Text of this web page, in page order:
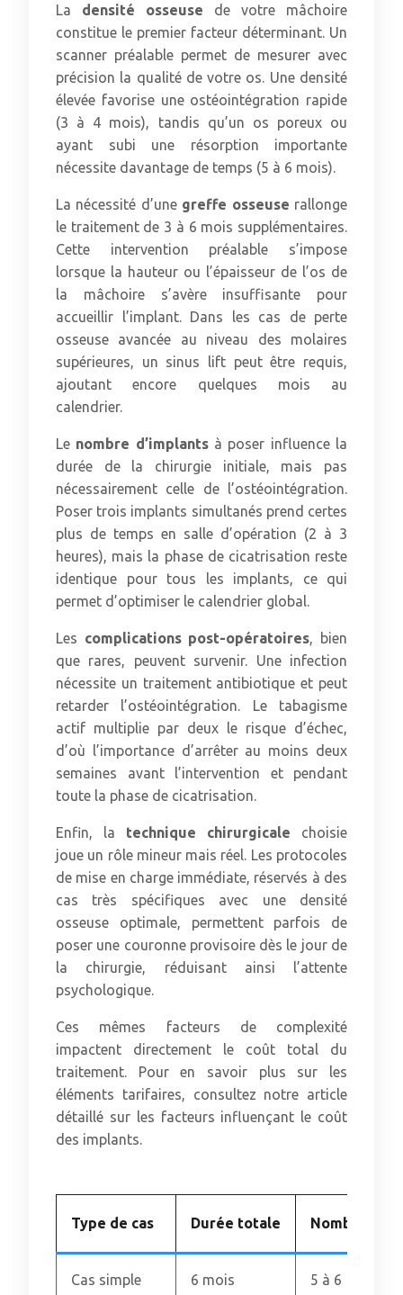
La densité osseuse de votre mâchoire
constitue le premier facteur déterminant. Un
scanner préalable permet de mesurer avec
précision la qualité de votre os. Une densité
élevée favorise une ostéointégration rapide
(3 à 4 mois), tandis qu’un os poreux ou
ayant subi une résorption importante
nécessite davantage de temps (5 à 6 mois).
La nécessité d’une greffe osseuse rallonge
le traitement de 3 à 6 mois supplémentaires.
Cette intervention préalable s’impose
lorsque la hauteur ou l’épaisseur de l’os de
la mâchoire s’avère insuffisante pour
accueillir l’implant. Dans les cas de perte
osseuse avancée au niveau des molaires
supérieures, un sinus lift peut être requis,
ajoutant encore quelques mois au
calendrier.
Le nombre d’implantsà poser influence la
durée de la chirurgie initiale, mais pas
nécessairement celle de l’ostéointégration.
Poser trois implants simultanés prend certes
plus de temps en salle d’opération (2 à 3
heures), mais la phase de cicatrisation reste
identique pour tous les implants, ce qui
permet d’optimiser le calendrier global.
Les complications post-opératoires, bien
que rares, peuvent survenir. Une infection
nécessite un traitement antibiotique et peut
retarder l’ostéointégration. Le tabagisme
actif multiplie par deux le risque d’échec,
d’où l’importance d’arrêter au moins deux
semaines avant l’intervention et pendant
toute la phase de cicatrisation.
Enfin, la technique chirurgicale choisie
joue un rôle mineur mais réel. Les protocoles
de mise en charge immédiate, réservés à des
cas très spécifiques avec une densité
osseuse optimale, permettent parfois de
poser une couronne provisoire dès le jour de
la chirurgie, réduisant ainsi l’attente
psychologique.
Ces mêmes facteurs de complexité
impactent directement le coût total du
traitement. Pour en savoir plus sur les
éléments tarifaires, consultez notre article
détaillé sur les facteurs influençant le coût
des implants.
Type de cas Durée totale Nombre de
Cas simple 6 mois 5 à 6